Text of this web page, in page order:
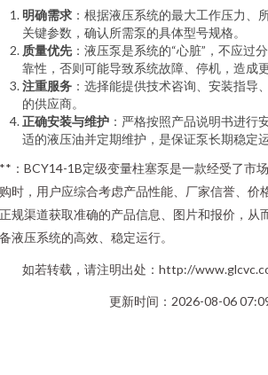
明确需求 ：根据液压系统的最大工作压力、
关键参数，确认所需泵的具体型号规格。
质量优先 ：液压泵是系统的“心脏”，不应过
靠性，否则可能导致系统故障、停机，造成更
注重服务 ：选择能提供技术咨询、安装指导
的供应商。
正确安装与维护 ：严格按照产品说明书进行
适的液压油并定期维护，是保证泵长期稳定
：BCY14-1B定级变量柱塞泵是一款经受了市
时，用户应综合考虑产品性能、厂家信誉、价
规渠道获取准确的产品信息、图片和报价，从
液压系统的高效、稳定运行。
如若转载，请注明出处：http://
更新时间：2026-08-06